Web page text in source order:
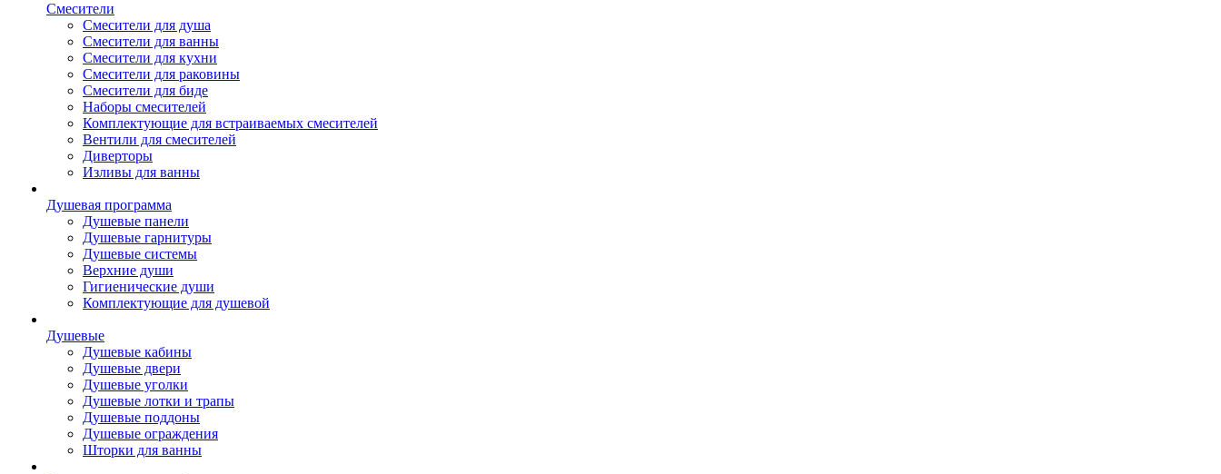
Смесители
Смесители для душа
Смесители для ванны
Смесители для кухни
Смесители для раковины
Смесители для биде
Наборы смесителей
Комплектующие для встраиваемых смесителей
Вентили для смесителей
Диверторы
Изливы для ванны
Душевая программа
Душевые панели
Душевые гарнитуры
Душевые системы
Верхние души
Гигиенические души
Комплектующие для душевой
Душевые
Душевые кабины
Душевые двери
Душевые уголки
Душевые лотки и трапы
Душевые поддоны
Душевые ограждения
Шторки для ванны